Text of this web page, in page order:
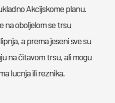
Akcijskome planu.
na oboljelom se trsu
a prema jeseni sve su
na čitavom trsu, ali mogu
lucnja ili reznika.